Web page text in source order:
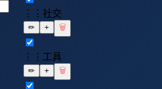
⋮⋮ 社交
✏ + 🗑
⋮⋮ 工具
✏ + 🗑